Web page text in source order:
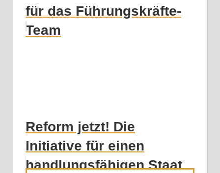
für das Führungskräfte-
Team
Reform jetzt! Die
Initiative für einen
handlungsfähigen Staat